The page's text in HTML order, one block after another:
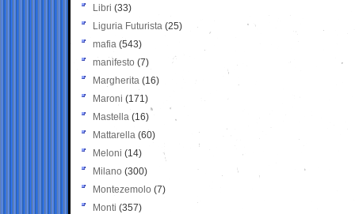
Libri (33)
Liguria Futurista (25)
mafia (543)
manifesto (7)
Margherita (16)
Maroni (171)
Mastella (16)
Mattarella (60)
Meloni (14)
Milano (300)
Montezemolo (7)
Monti (357)